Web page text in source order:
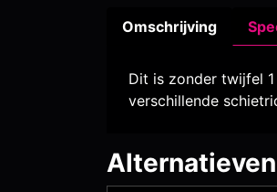
Omschrijving
Dit is zonder twijfel
verschillende
Alternatieven